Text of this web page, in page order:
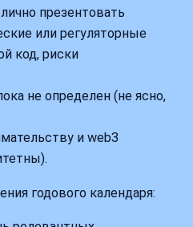
презентовать
или регуляторные
код, риски
не определен (не ясно,
и web3
годового календаря: